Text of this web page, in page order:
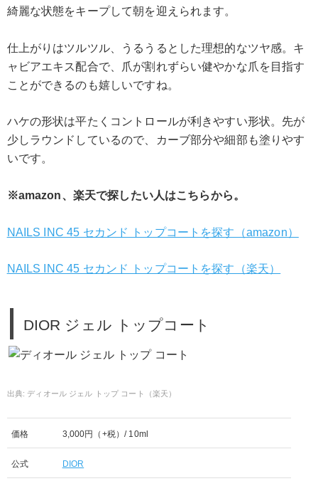
綺麗な状態をキープして朝を迎えられます。
仕上がりはツルツル、うるうるとした理想的なツヤ感。キ
ャビアエキス配合で、爪が割れずらい健やかな爪を目指す
ことができるのも嬉しいですね。
ハケの形状は平たくコントロールが利きやすい形状。先が
少しラウンドしているので、カーブ部分や細部も塗りやす
いです。
※amazon、楽天で探したい人はこちらから。
NAILS INC 45 セカンド トップコートを探す（amazon）
NAILS INC 45 セカンド トップコートを探す（楽天）
DIOR ジェル トップコート
ディオール ジェル トップ コート（楽天）
価格 3,000円（+税）/ 10ml
公式 DIOR